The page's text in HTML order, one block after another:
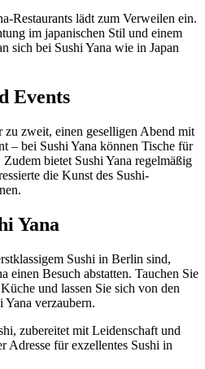
Restaurants lädt zum Verweilen ein.
im japanischen Stil und einem
sich bei Sushi Yana wie in Japan
Events
zweit, einen geselligen Abend mit
– bei Sushi Yana können Tische für
bietet Sushi Yana regelmäßig
die Kunst des Sushi-
Yana
Sushi in Berlin sind,
einen Besuch abstatten. Tauchen Sie
und lassen Sie sich von den
verzaubern.
zubereitet mit Leidenschaft und
Adresse für exzellentes Sushi in